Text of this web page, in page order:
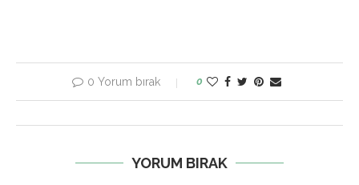
0 Yorum bırak 0
YORUM BIRAK